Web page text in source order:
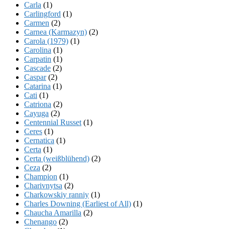
Carla (1)
Carlingford (1)
Carmen (2)
Carnea (Karmazyn) (2)
Carola (1979) (1)
Carolina (1)
Carpatin (1)
Cascade (2)
Caspar(2)
Catarina (1)
Cati (1)
Catriona (2)
Cayuga (2)
Centennial Russet (1)
Ceres (1)
Cernatica (1)
Certa (1)
Certa (weißblühend) (2)
Ceza (2)
Champion (1)
Charivnytsa (2)
Charkowskiy ranniy (1)
Charles Downing (Earliest of All) (1)
Chaucha Amarilla (2)
Chenango (2)